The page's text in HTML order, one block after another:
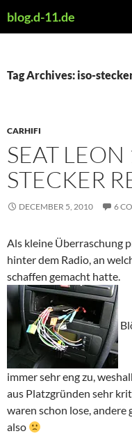
toblog.d-11.de
Tag Archives: iso-
CARHIFI
SEAT
STECKER
DECEMBER 5, 2010 6
Als kleine Überraschung
hinter dem Radio, an
schaffen gemacht hatte.
immer sehr eng zu,
aus Platzgründen sehr
waren schon lose,
also